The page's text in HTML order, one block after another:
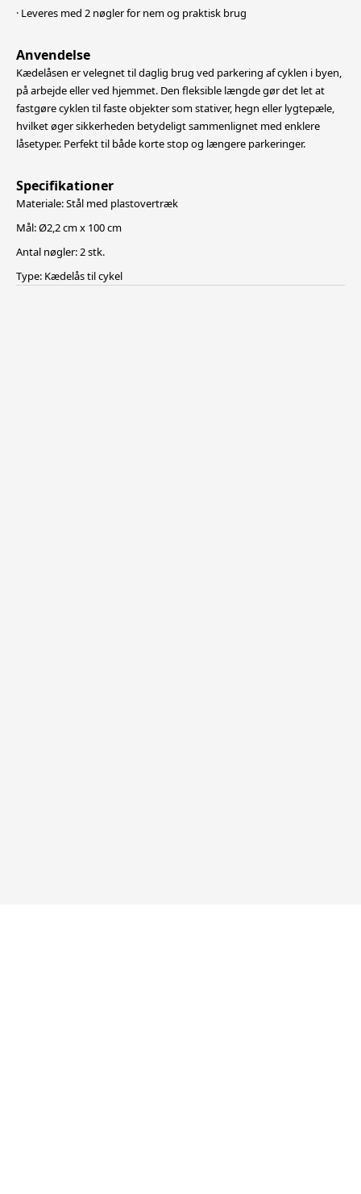
· Leveres med 2 nøgler for nem og praktisk brug
Anvendelse
Kædelåsen er velegnet til daglig brug ved parkering af cyklen i byen,
på arbejde eller ved hjemmet. Den fleksible længde gør det let at
fastgøre cyklen til faste objekter som stativer, hegn eller lygtepæle,
hvilket øger sikkerheden betydeligt sammenlignet med enklere
låsetyper. Perfekt til både korte stop og længere parkeringer.
Specifikationer
Materiale: Stål med plastovertræk
Mål: Ø2,2 cm x 100 cm
Antal nøgler: 2 stk.
Type: Kædelås til cykel